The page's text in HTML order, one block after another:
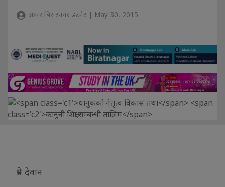
आवर बिराटनगर डटनेट | May 30, 2015
प्रेम देवान